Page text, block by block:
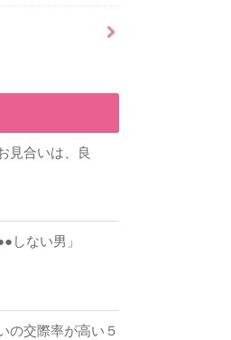
見合いは、良
しない男」
の交際率が高い５